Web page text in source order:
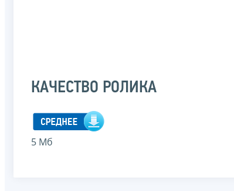
КАЧЕСТВО РОЛИКА
5 Мб